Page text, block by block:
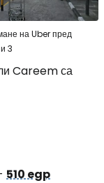
на Uber пред
3
Careem са
510 egp